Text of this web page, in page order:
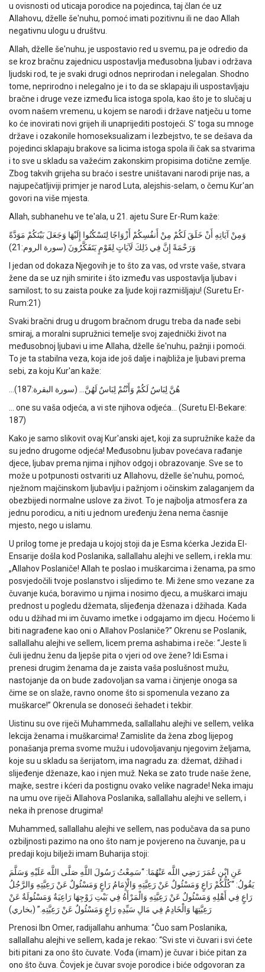
u ovisnosti od uticaja porodice na pojedinca, taj član će uz
Allahovu, dželle še'nuhu, pomoć imati pozitivnu ili ne dao Allah
negativnu ulogu u društvu.
Allah, dželle še'nuhu, je uspostavio red u svemu, pa je odredio da
se kroz bračnu zajednicu uspostavlja međusobna ljubav i održava
ljudski rod, te je svaki drugi odnos neprirodan i nelegalan. Shodno
tome, neprirodno i nelegalno je i to da se sklapaju ili uspostavljaju
bračne i druge veze između lica istoga spola, kao što je to slučaj u
ovom našem vremenu, u kojem se narodi i države natječu u tome
ko će inovirati novi grijeh ili unaprijediti postojeći. S’ toga su mnoge
države i ozakonile homoseksualizam i lezbejstvo, te se dešava da
pojedinci sklapaju brakove sa licima istoga spola ili čak sa stvarima
i to sve u skladu sa važećim zakonskim propisima dotične zemlje.
Zbog takvih grijeha su braćo i sestre uništavani narodi prije nas, a
najupečatljiviji primjer je narod Luta, alejshis-selam, o čemu Kur'an
govori na više mjesta.
Allah, subhanehu ve te'ala, u 21. ajetu Sure Er-Rum kaže:
وَمِنْ آيَاتِهِ أَنْ خَلَقَ لَكُمْ مِنْ أَنفُسِكُمْ أَزْوَاجًا لِتَسْكُنُوا إِلَيْهَا وَجَعَلَ بَيْنَكُمْ مَوَدَّةً
وَرَحْمَةً إِنَّ فِي ذَلِكَ لَآيَاتٍ لِقَوْمٍ يَتَفَكَّرُونَ (سورة الروم:21)
I jedan od dokaza Njegovih je to što za vas, od vrste vaše, stvara
žene da se uz njih smirite i što između vas uspostavlja ljubav i
samilost; to su zaista pouke za ljude koji razmišljaju! (Suretu Er-
Rum:21)
Svaki bračni drug u drugom bračnom drugu treba da nađe sebi
smiraj, a moralni supružnici temelje svoj zajednički život na
međusobnoj ljubavi u ime Allaha, dželle še'nuhu, pažnji i pomoći.
To je ta stabilna veza, koja ide još dalje i najbliža je ljubavi prema
sebi, za koju Kur'an kaže:
…هُنَّ لِبَاسٌ لَكُمْ وَأَنْتُمْ لِبَاسٌ لَهُنَّ… (سورة البقرة:187)
… one su vaša odjeća, a vi ste njihova odjeća… (Suretu El-Bekare:
187)
Kako je samo slikovit ovaj Kur'anski ajet, koji za supružnike kaže da
su jedno drugome odjeća! Međusobnu ljubav povećava rađanje
djece, ljubav prema njima i njihov odgoj i obrazovanje. Sve se to
može u potpunosti ostvariti uz Allahovu, dželle še'nuhu, pomoć,
nježnom majčinskom ljubavlju i pažnjom i očinskim zalaganjem da
obezbijedi normalne uslove za život. To je najbolja atmosfera za
jednu porodicu, a niti u jednom uređenju žena nema časnije
mjesto, nego u islamu.
U prilog tome je predaja u kojoj stoji da je Esma kćerka Jezida El-
Ensarije došla kod Poslanika, sallallahu alejhi ve sellem, i rekla mu:
„Allahov Poslaniče! Allah te poslao i muškarcima i ženama, pa smo
posvjedočili tvoje poslanstvo i slijedimo te. Mi žene smo vezane za
čuvanje kuća, boravimo u njima i nosimo djecu, a muškarci imaju
prednost u pogledu džemata, slijeđenja dženaza i džihada. Kada
odu u džihad mi im čuvamo imetke i odgajamo im djecu. Hoćemo li
biti nagrađene kao oni o Allahov Poslaniče?” Okrenu se Poslanik,
sallallahu alejhi ve sellem, licem prema ashabima i reče: “Jeste li
čuli ijednu ženu da ljepše pita o vjeri od ove žene? Idi Esma i
prenesi drugim ženama da je zaista vaša poslušnost mužu,
nastojanje da on bude zadovoljan sa vama i činjenje onoga sa
čime se on slaže, ravno onome što si spomenula vezano za
muškarce!” Okrenula se donoseći šehadet i tekbir.
Uistinu su ove riječi Muhammeda, sallallahu alejhi ve sellem, velika
lekcija ženama i muškarcima! Zamislite da žena zbog lijepog
ponašanja prema svome mužu i udovoljavanju njegovim željama,
koje su u skladu sa šerijatom, ima nagradu za: džemat, džihad i
slijeđenje dženaze, kao i njen muž. Neka se zato trude naše žene,
majke, sestre i kćeri da postignu ovako velike nagrade! Neka imaju
na umu ove riječi Allahova Poslanika, sallallahu alejhi ve sellem, i
neka ih prenose drugima!
Muhammed, sallallahu alejhi ve sellem, nas podučava da sa puno
ozbiljnosti pazimo na ono što nam je povjereno na čuvanje, pa u
predaji koju bilježi imam Buharija stoji:
عَنِ ابْنِ عُمَرَ رَضِي اللَّه عَنْهُمَا: “سَمِعْتُ رَسُولَ اللَّهِ صَلَّى اللَّه عَلَيْهِ وَسَلَّمَ
يَقُولُ: “كُلُّكُمْ رَاعٍ وَمَسْئُولٌ عَنْ رَعِيَّتِهِ وَالْإِمَامُ رَاعٍ وَمَسْئُولٌ عَنْ رَعِيَّتِهِ وَالرَّجُلُ
رَاعٍ فِي أَهْلِهِ وَمَسْئُولٌ عَنْ رَعِيَّتِهِ وَالْمَرْأَةُ فِي بَيْتِ زَوْجِهَا رَاعِيَةٌ وَمَسْئُولَةٌ عَنْ
رَعِيَّتِهَا وَالْخَادِمُ فِي مَالِ سَيِّدِهِ رَاعٍ وَمَسْئُولٌ عَنْ رَعِيَّتِهِ.” (بخاري)
Prenosi Ibn Omer, radijallahu anhuma: “Čuo sam Poslanika,
sallallahu alejhi ve sellem, kada je rekao: “Svi ste vi čuvari i svi ćete
biti pitani za ono što čuvate. Vođa (imam) je čuvar i biće pitan za
ono što čuva. Čovjek je čuvar svoje porodice i biće odgovoran za